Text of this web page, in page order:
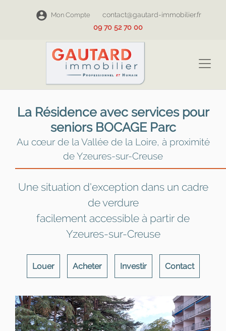
Mon Compte
contact@gautard-immobilier.fr
09 70 52 70 00
La Résidence avec services pour
seniors BOCAGE Parc
Au cœur de la Vallée de la Loire, à proximité
de Yzeures-sur-Creuse
Une situation d'exception dans un cadre
de verdure
facilement accessible à partir de
Yzeures-sur-Creuse
Louer Acheter Investir Contact